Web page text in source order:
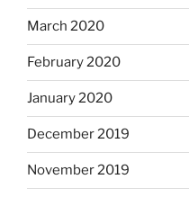
March 2020
February 2020
January 2020
December 2019
November 2019